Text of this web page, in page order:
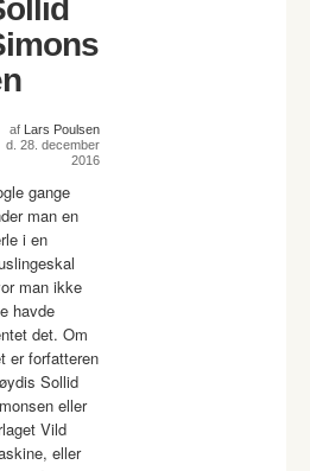
af Lars Poulsen
d. 28. december
2016
gange
man en
i en
man ikke
havde
det. Om
er forfatteren
Sollid
eller
Vild
eller